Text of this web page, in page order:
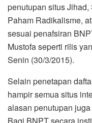
penutupan situs
Paham Radikalisme,
sesuai penafsiran
Mustofa seperti rilis
Senin (30/3/2015).
Selain penetapan
hampir semua situs
alasan penutupan
Bagi BNPT secara